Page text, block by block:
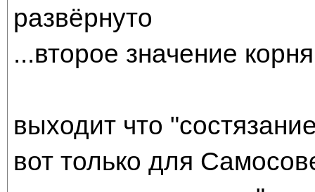
развёрнуто
...второе значение
выходит что
вот только для